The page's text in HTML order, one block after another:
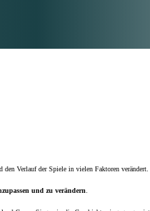
Verlauf der Spiele in vielen Faktoren verändert.
und zu verändern